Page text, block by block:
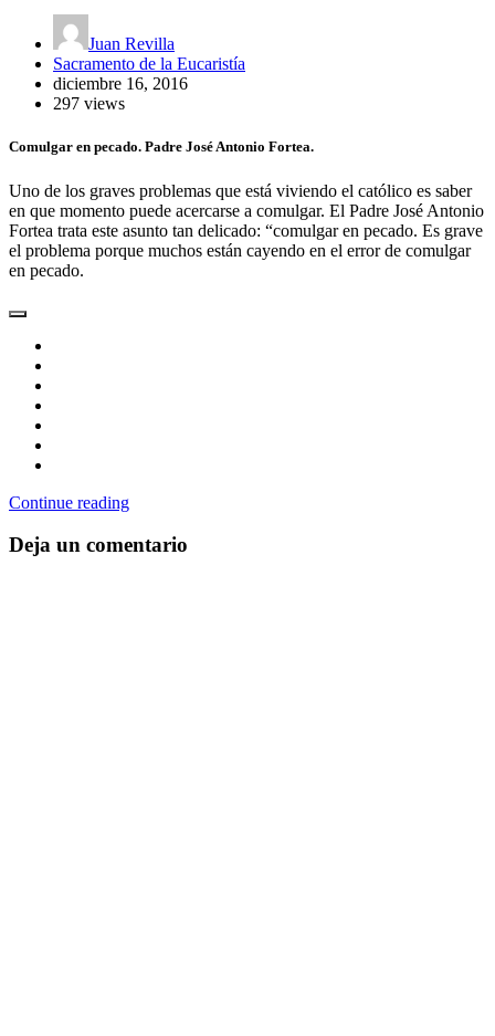
Juan Revilla
Sacramento de la Eucaristía
diciembre 16, 2016
297 views
Comulgar en pecado. Padre José Antonio Fortea.
Uno de los graves problemas que está viviendo el católico es saber
en que momento puede acercarse a comulgar. El Padre José Antonio
Fortea trata este asunto tan delicado: “comulgar en pecado. Es grave
el problema porque muchos están cayendo en el error de comulgar
en pecado.
Continue reading
Deja un comentario